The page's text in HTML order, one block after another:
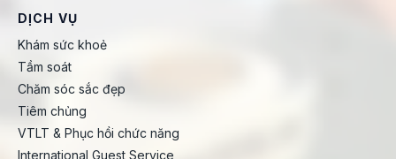
DỊCH VỤ
Khám sức khoẻ
Tầm soát
Chăm sóc sắc đẹp
Tiêm chủng
VTLT & Phục hồi chức năng
International Guest Service